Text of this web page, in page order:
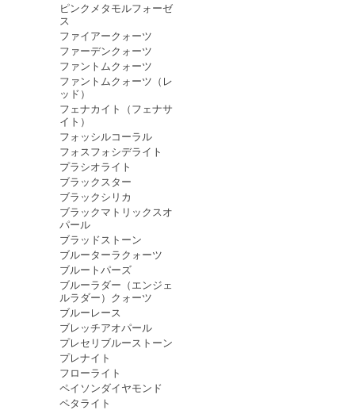
ピンクメタモルフォーゼ
ス
ファイアークォーツ
ファーデンクォーツ
ファントムクォーツ
ファントムクォーツ（レ
ッド）
フェナカイト（フェナサ
イト）
フォッシルコーラル
フォスフォシデライト
プラシオライト
ブラックスター
ブラックシリカ
ブラックマトリックスオ
パール
ブラッドストーン
ブルーターラクォーツ
ブルートパーズ
ブルーラダー（エンジェ
ルラダー）クォーツ
ブルーレース
ブレッチアオパール
プレセリブルーストーン
プレナイト
フローライト
ペイソンダイヤモンド
ペタライト